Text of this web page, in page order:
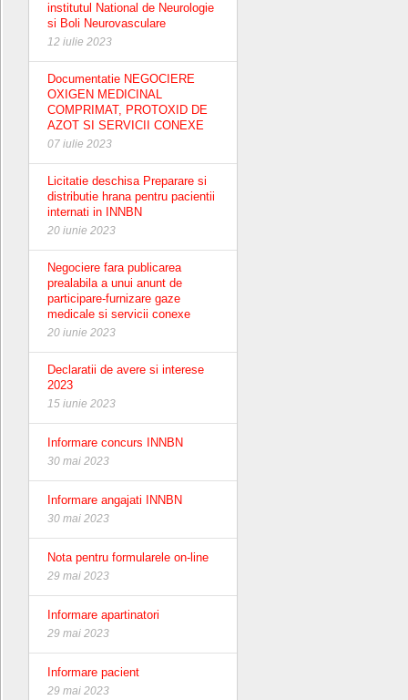
institutul National de Neurologie
si Boli Neurovasculare
12 iulie 2023
Documentatie NEGOCIERE
OXIGEN MEDICINAL
COMPRIMAT, PROTOXID DE
AZOT SI SERVICII CONEXE
07 iulie 2023
Licitatie deschisa Preparare si
distributie hrana pentru pacientii
internati in INNBN
20 iunie 2023
Negociere fara publicarea
prealabila a unui anunt de
participare-furnizare gaze
medicale si servicii conexe
20 iunie 2023
Declaratii de avere si interese
2023
15 iunie 2023
Informare concurs INNBN
30 mai 2023
Informare angajati INNBN
30 mai 2023
Nota pentru formularele on-line
29 mai 2023
Informare apartinatori
29 mai 2023
Informare pacient
29 mai 2023